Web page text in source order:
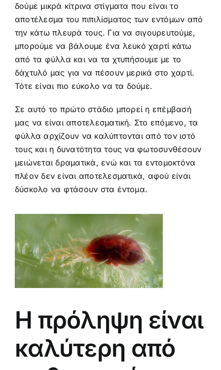
δούμε μικρά κίτρινα στίγματα που είναι το
αποτέλεσμα του πιπιλίσματος των εντόμων από
την κάτω πλευρά τους. Για να σιγουρευτούμε,
μπορούμε να βάλουμε ένα λευκό χαρτί κάτω
από τα φύλλα και να τα χτυπήσουμε με το
δάχτυλό μας για να πέσουν μερικά στο χαρτί.
Τότε είναι πιο εύκολο να τα δούμε.
Σε αυτό το πρώτο στάδιο μπορεί η επέμβασή
μας να είναι αποτελεσματική. Στο επόμενο, τα
φύλλα αρχίζουν να καλύπτονται από τον ιστό
τους και η δυνατότητα τους να φωτοσυνθέσουν
μειώνεται δραματικά, ενώ και τα εντομοκτόνα
πλέον δεν είναι αποτελεσματικά, αφού είναι
δύσκολο να φτάσουν στα έντομα.
Η πρόληψη είναι
καλύτερη από